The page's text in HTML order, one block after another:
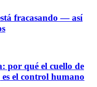
fracasando — así
por qué el cuello de
el control humano